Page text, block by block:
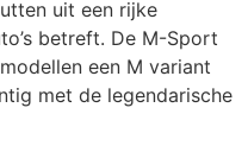
uit een rijke
betreft. De M-Sport
een M variant
met de legendarische